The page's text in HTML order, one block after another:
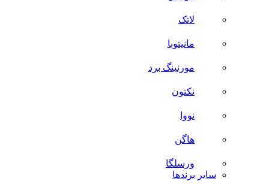
لاتک
مانیتوبا
مورنینگ برد
نکتون
نووا
هاگن
ورسلگا
سایر برند‌ها